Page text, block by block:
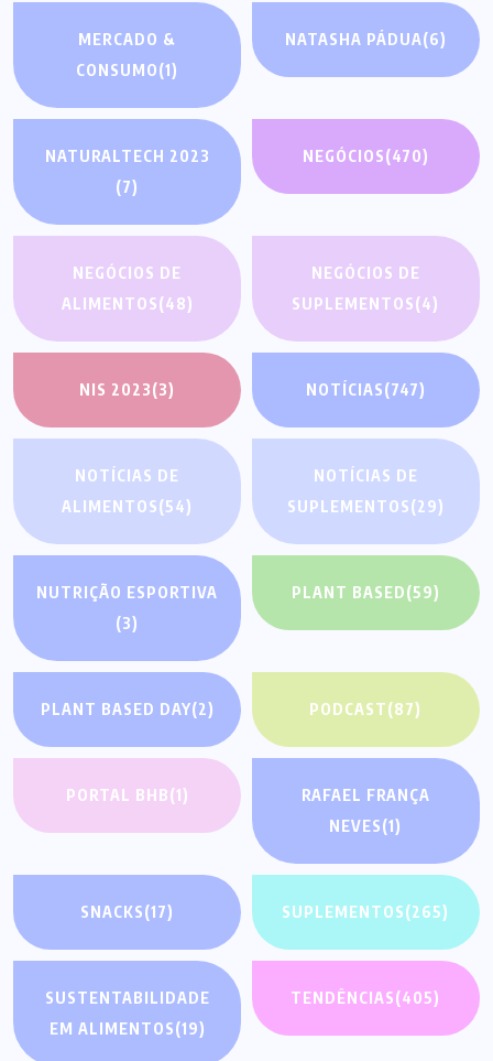
MERCADO &
CONSUMO(1)
NATASHA PÁDUA(6)
NATURALTECH 2023
(7)
NEGÓCIOS(470)
NEGÓCIOS DE
ALIMENTOS(48)
NEGÓCIOS DE
SUPLEMENTOS(4)
NIS 2023(3) NOTÍCIAS(747)
NOTÍCIAS DE
ALIMENTOS(54)
NOTÍCIAS DE
SUPLEMENTOS(29)
NUTRIÇÃO ESPORTIVA
(3)
PLANT BASED(59)
PLANT BASED DAY(2) PODCAST(87)
PORTAL BHB(1)
RAFAEL FRANÇA
NEVES(1)
SNACKS(17) SUPLEMENTOS(265)
SUSTENTABILIDADE
EM ALIMENTOS(19)
TENDÊNCIAS(405)